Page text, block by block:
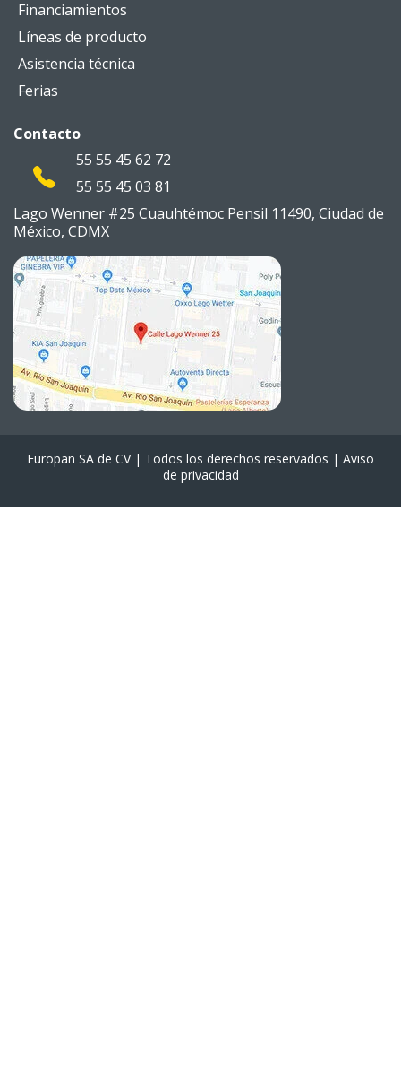
Financiamientos
Líneas de producto
Asistencia técnica
Ferias
Contacto
55 55 45 62 72
55 55 45 03 81
Lago Wenner #25 Cuauhtémoc Pensil 11490, Ciudad de
México, CDMX
Europan SA de CV | Todos los derechos reservados | Aviso
de privacidad